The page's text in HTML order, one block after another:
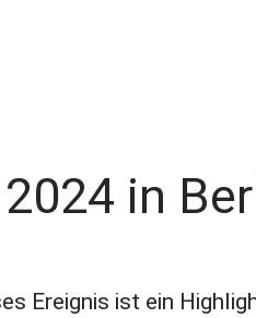
in
Ereignis ist ein